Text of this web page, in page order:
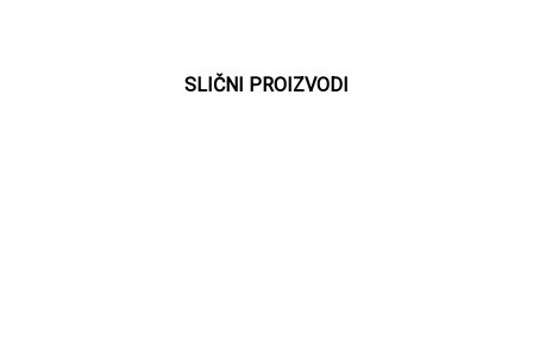
SLIČNI PROIZVODI